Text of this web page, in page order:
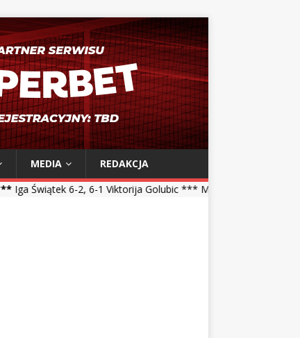
MEDIA
REDAKCJA
1 Viktorija Golubic *** Maja Chwalińska 5-7, 1-6 Talia Gibson